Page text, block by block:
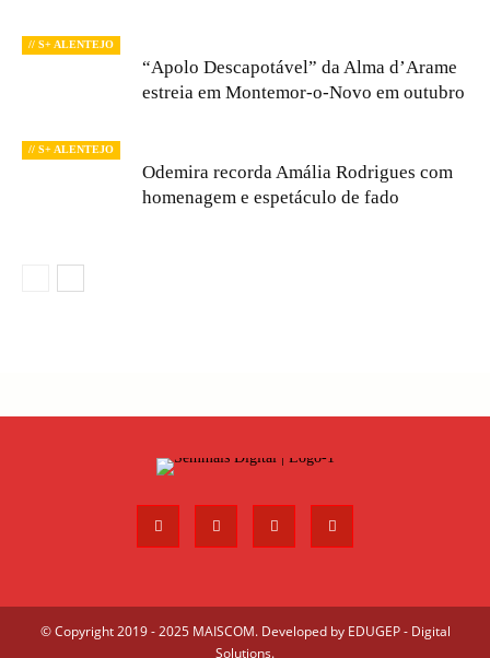
// S+ ALENTEJO
“Apolo Descapotável” da Alma d’Arame
estreia em Montemor-o-Novo em outubro
// S+ ALENTEJO
Odemira recorda Amália Rodrigues com
homenagem e espetáculo de fado
© Copyright 2019 - 2025 MAISCOM. Developed by EDUGEP - Digital
Solutions.